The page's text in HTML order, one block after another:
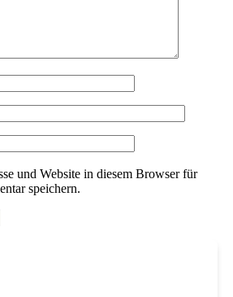
und Website in diesem Browser für
speichern.